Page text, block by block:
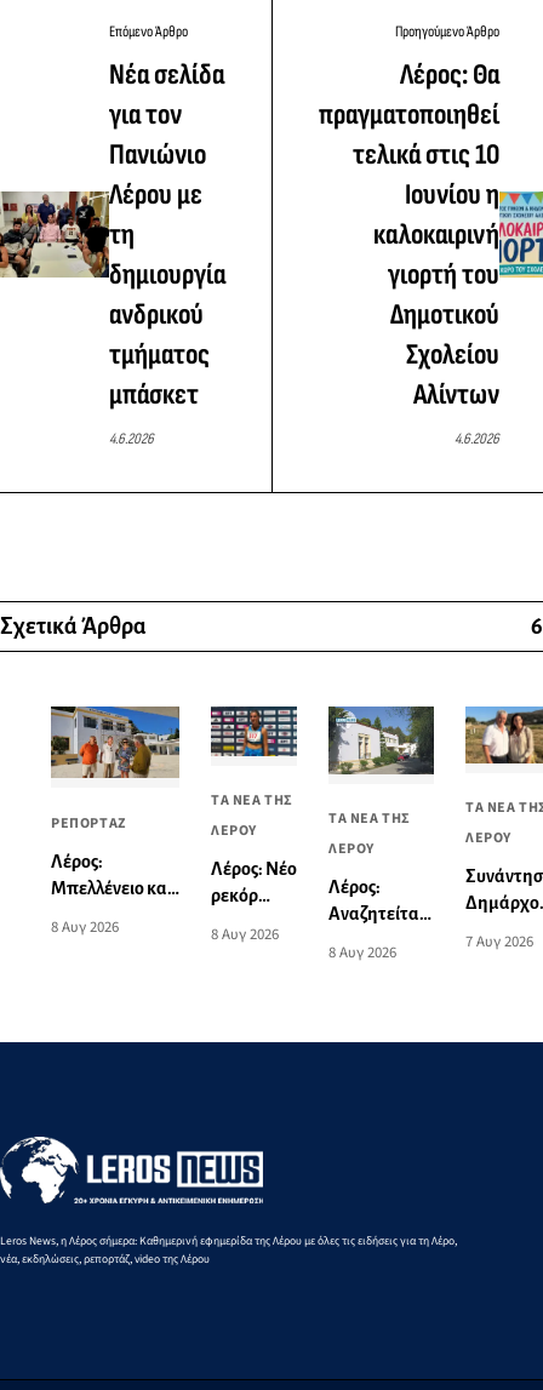
Επόμενο Άρθρο
Νέα σελίδα
για τον
Πανιώνιο
Λέρου με
τη
δημιουργία
ανδρικού
τμήματος
μπάσκετ
4.6.2026
Προηγούμενο Άρθρο
Λέρος: Θα
πραγματοποιηθεί
τελικά στις 10
Ιουνίου η
καλοκαιρινή
γιορτή του
Δημοτικού
Σχολείου
Αλίντων
4.6.2026
Σχετικά Άρθρα 6
ΡΕΠΟΡΤΑΖ
Λέρος:
Μπελλένειο και
αλλάζουν όψη
8 Αυγ 2026
ΤΑ ΝΕΑ ΤΗΣ
ΛΕΡΟΥ
Λέρος: Νέο
ρεκόρ
Αιγαίου
8 Αυγ 2026
ΤΑ ΝΕΑ ΤΗΣ
ΛΕΡΟΥ
Λέρος:
Αναζητείται
για την
Νοσοκομείου
8 Αυγ 2026
ΤΑ ΝΕΑ
ΛΕΡΟΥ
7 Αυγ 2026
Leros News, η Λέρος σήμερα: Καθημερινή εφημερίδα της Λέρου με όλες τις ειδήσεις για τη Λέρο,
νέα, εκδηλώσεις, ρεπορτάζ, video της Λέρου